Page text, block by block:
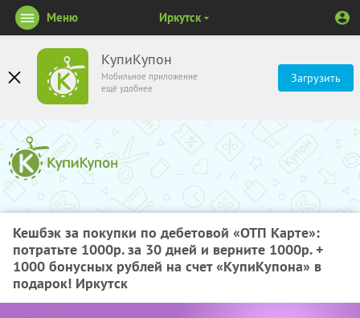
КупиКупон
Мобильное приложение
ещё удобнее
Загрузить
Меню Иркутск
Кешбэк за покупки по дебетовой «ОТП Карте»:
потратьте 1000р. за 30 дней и верните 1000р. +
1000 бонусных рублей на счет «КупиКупона» в
подарок! Иркутск